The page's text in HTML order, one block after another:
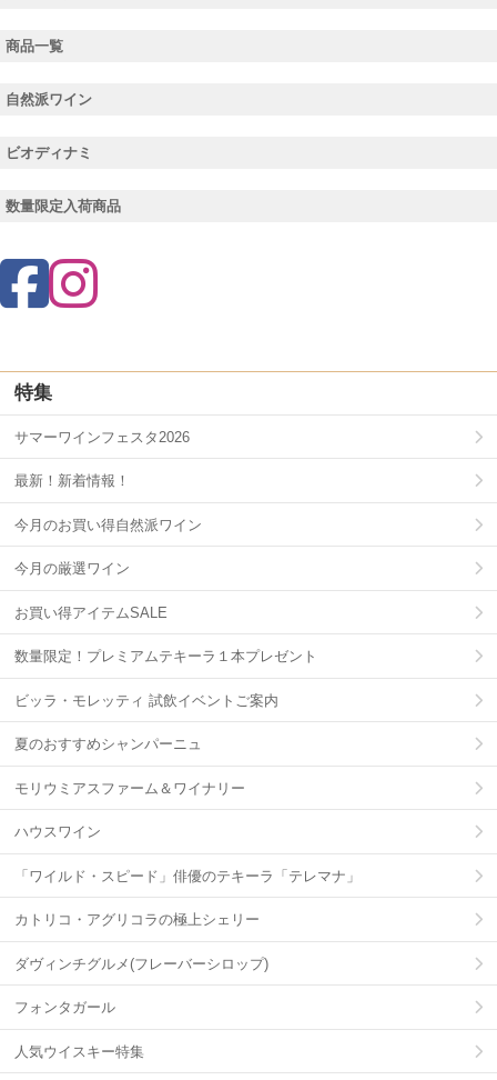
商品一覧
自然派ワイン
ビオディナミ
数量限定入荷商品
特集
サマーワインフェスタ2026
最新！新着情報！
今月のお買い得自然派ワイン
今月の厳選ワイン
お買い得アイテムSALE
数量限定！プレミアムテキーラ１本プレゼント
ビッラ・モレッティ 試飲イベントご案内
夏のおすすめシャンパーニュ
モリウミアスファーム＆ワイナリー
ハウスワイン
「ワイルド・スピード」俳優のテキーラ「テレマナ」
カトリコ・アグリコラの極上シェリー
ダヴィンチグルメ(フレーバーシロップ)
フォンタガール
人気ウイスキー特集